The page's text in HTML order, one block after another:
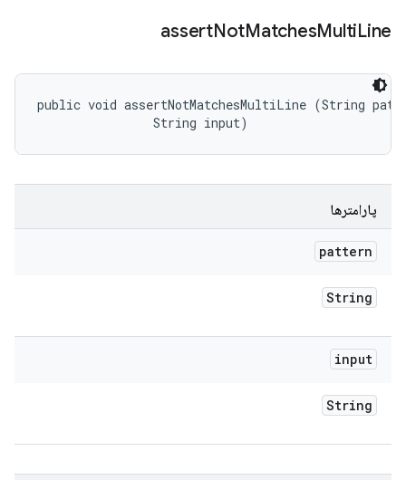
assertNotMatchesMultiLine
public void assertNotMatchesMultiLine (String
                String input)
پارامترها
pattern
String
input
String